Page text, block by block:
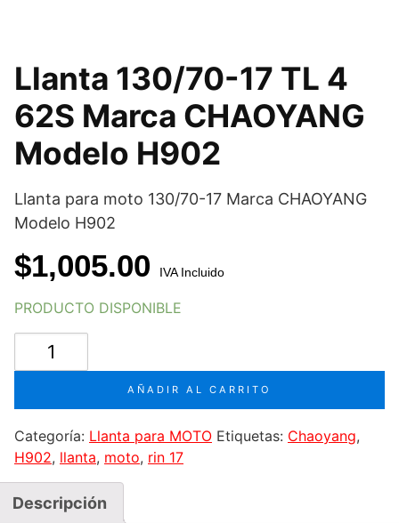
Llanta 130/70-17 TL 4
62S Marca CHAOYANG
Modelo H902
Llanta para moto 130/70-17 Marca CHAOYANG
Modelo H902
$1,005.00 IVA Incluido
PRODUCTO DISPONIBLE
Llanta
130/70-
TL
4
62S
Marca
CHAOYANG
Modelo
AÑADIR AL CARRITO
Categoría: Llanta para MOTO Etiquetas: Chaoyang,
H902, llanta, moto, rin 17
Descripción